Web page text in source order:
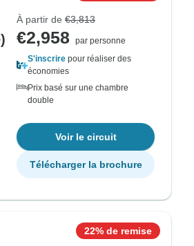
À partir de €3,813
€2,958
par personne
S'inscrire pour réaliser des
économies
Prix basé sur une chambre
double
Voir le circuit
Télécharger la brochure
22% de remise